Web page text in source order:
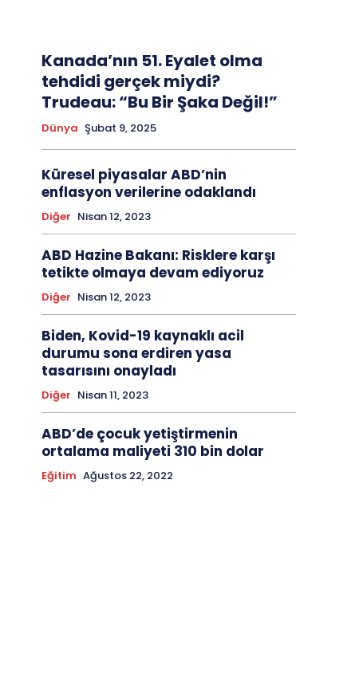
Kanada’nın 51. Eyalet olma
tehdidi gerçek miydi?
Trudeau: “Bu Bir Şaka Değil!”
Dünya Şubat 9, 2025
Küresel piyasalar ABD’nin
enflasyon verilerine odaklandı
Diğer Nisan 12, 2023
ABD Hazine Bakanı: Risklere karşı
tetikte olmaya devam ediyoruz
Diğer Nisan 12, 2023
Biden, Kovid-19 kaynaklı acil
durumu sona erdiren yasa
tasarısını onayladı
Diğer Nisan 11, 2023
ABD’de çocuk yetiştirmenin
ortalama maliyeti 310 bin dolar
Eğitim Ağustos 22, 2022